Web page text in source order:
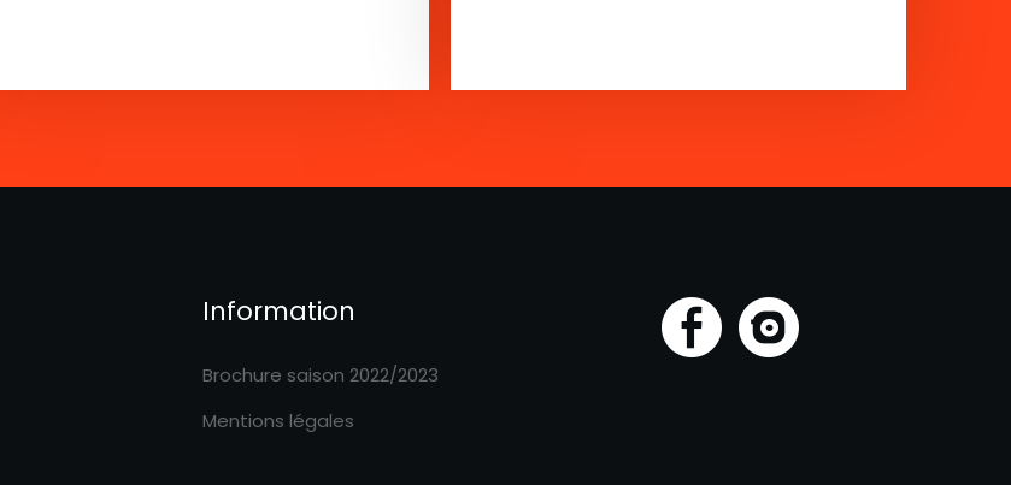
Information
Brochure saison 2022/2023
Mentions légales